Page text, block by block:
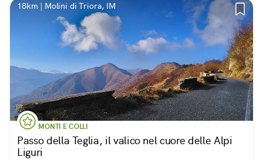
18km | Molini di Triora, IM
MONTI E COLLI
Passo della Teglia, il valico nel cuore delle Alpi
Liguri